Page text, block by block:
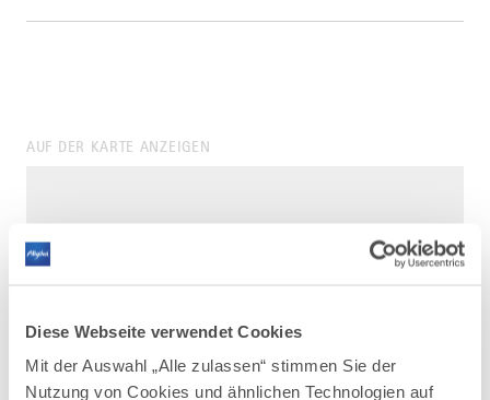
Diese Webseite verwendet Cookies
Mit der Auswahl „Alle zulassen“ stimmen Sie der
Nutzung von Cookies und ähnlichen Technologien auf
AUF DER KARTE ANZEIGEN